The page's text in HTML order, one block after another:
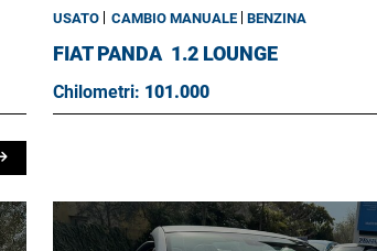
USATO CAMBIO MANUALE BENZINA
FIAT PANDA 1.2 LOUNGE
Chilometri: 101.000